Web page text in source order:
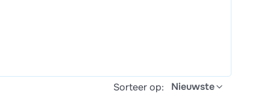
Sorteer op: Nieuwste